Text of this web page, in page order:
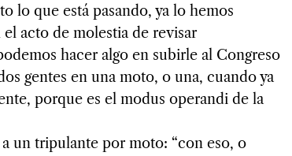
lo que está pasando, ya lo hemos
acto de molestia de revisar
hacer algo en subirle al Congreso
gentes en una moto, o una, cuando ya
porque es el modus operandi de la
un tripulante por moto: “con eso, o